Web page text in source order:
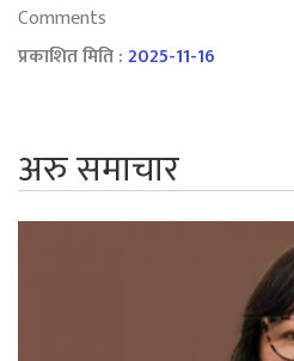
Comments
प्रकाशित मिति :2025-11-16
अरु समाचार